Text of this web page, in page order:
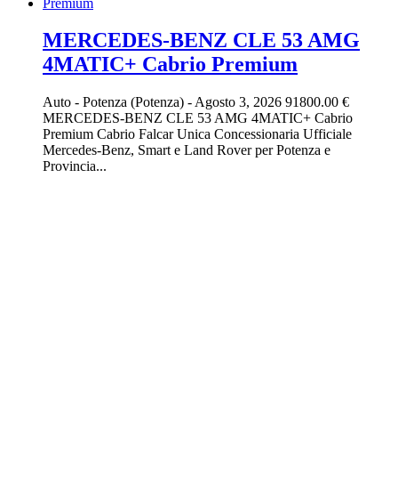
MERCEDES-BENZ CLE 53 AMG
4MATIC+ Cabrio Premium
Auto - Potenza (Potenza) - Agosto 3, 2026 91800.00 €
MERCEDES-BENZ CLE 53 AMG 4MATIC+ Cabrio
Premium Cabrio Falcar Unica Concessionaria Ufficiale
Mercedes-Benz, Smart e Land Rover per Potenza e
Provincia...